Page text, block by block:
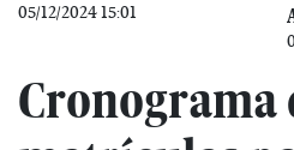
05/12/2024 15:01
Cronograma